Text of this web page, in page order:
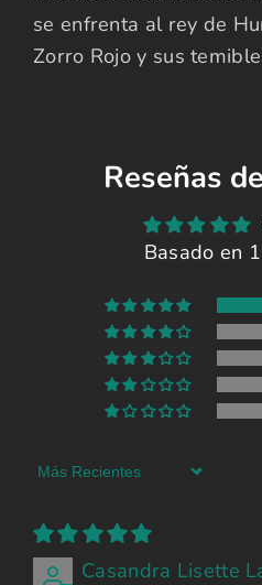
se enfrenta al rey de
Zorro Rojo y sus
Reseñas
Basado en
Sort by
Casandra Lisette